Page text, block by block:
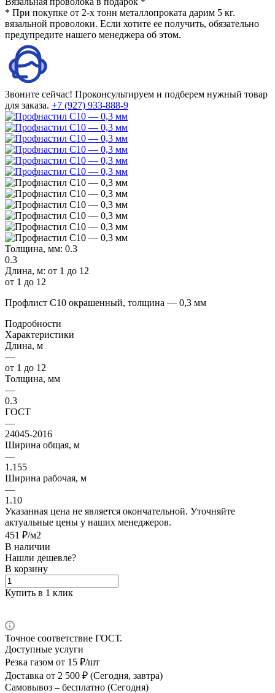
* При покупке от 2-х тонн металлопроката дарим 5 кг.
вязальной проволоки. Если хотите ее получить, обязательно
предупредите нашего менеджера об этом.
Звоните сейчас! Проконсультируем и подберем нужный товар
для заказа. +7 (927) 933-888-9
Толщина, мм: 0.3
0.3
Длина, м: от 1 до 12
от 1 до 12
Профлист С10 окрашенный, толщина — 0,3 мм
Подробности
Характеристики
Длина, м
—
от 1 до 12
Толщина, мм
—
0.3
ГОСТ
—
24045-2016
Ширина общая, м
—
1.155
Ширина рабочая, м
—
1.10
Указанная цена не является окончательной. Уточняйте
актуальные цены у наших менеджеров.
451 ₽/м2
В наличии
Нашли дешевле?
В корзину
Купить в 1 клик
Точное соответствие ГОСТ.
Доступные услуги
Резка газом от 15 ₽/шт
Доставка от 2 500 ₽ (Сегодня, завтра)
Самовывоз – бесплатно (Сегодня)